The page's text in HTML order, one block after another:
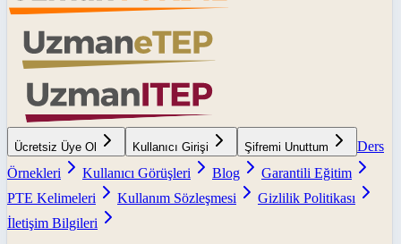
Ücretsiz Üye Ol Kullanıcı Girişi Şifremi Unuttum
Ders
Örnekleri
Kullanıcı Görüşleri Blog
Garantili Eğitim
PTE Kelimeleri
Kullanım Sözleşmesi
Gizlilik Politikası
İletişim Bilgileri